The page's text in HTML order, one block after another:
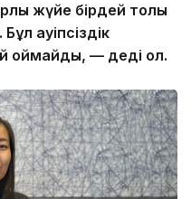
жүйе бірдей толық
қауіпсіздік
қоймайды, — деді ол.